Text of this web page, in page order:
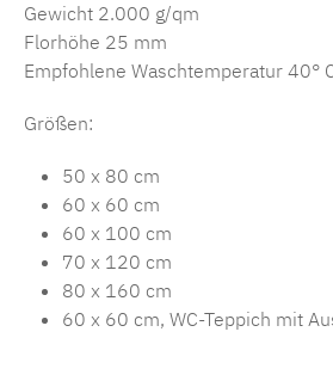
Gewicht 2.000 g/qm
Florhöhe 25 mm
Empfohlene Waschtemperatur 40°
Größen:
50 x 80 cm
60 x 60 cm
60 x 100 cm
70 x 120 cm
80 x 160 cm
60 x 60 cm, WC-Teppich mit